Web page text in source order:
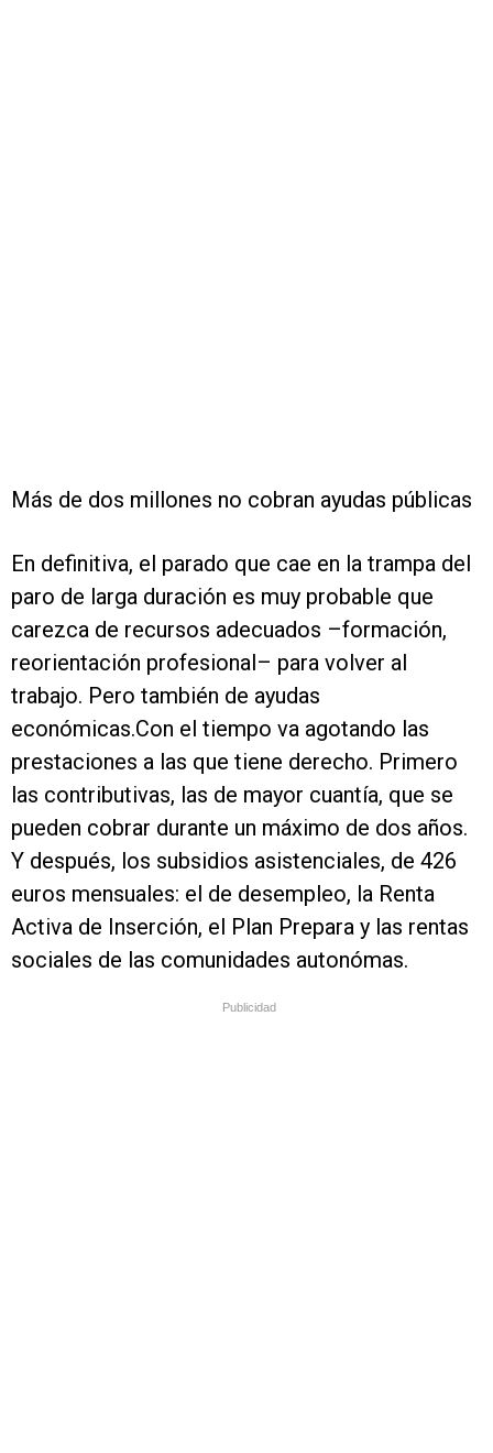
Más de dos millones no cobran ayudas públicas
En definitiva, el parado que cae en la trampa del
paro de larga duración es muy probable que
carezca de recursos adecuados –formación,
reorientación profesional– para volver al
trabajo. Pero también de ayudas
económicas.Con el tiempo va agotando las
prestaciones a las que tiene derecho. Primero
las contributivas, las de mayor cuantía, que se
pueden cobrar durante un máximo de dos años.
Y después, los subsidios asistenciales, de 426
euros mensuales: el de desempleo, la Renta
Activa de Inserción, el Plan Prepara y las rentas
sociales de las comunidades autonómas.
Publicidad